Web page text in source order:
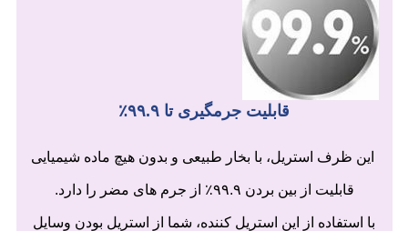
قابلیت جرمگیری تا ۹۹.۹٪
این ظرف استریل، با بخار طبیعی و بدون هیچ ماده شیمیایی
قابلیت از بین بردن ۹۹.۹٪ از جرم های مضر را دارد.
با استفاده از این استریل کننده، شما از استریل بودن وسایل